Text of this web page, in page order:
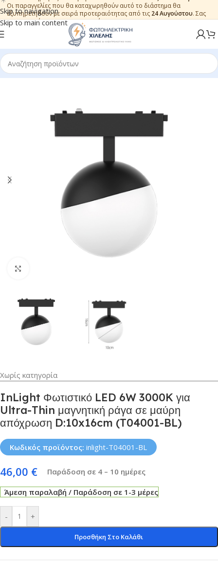
Skip to navigation
Skip to main content
Οι παραγγελίες που θα καταχωρηθούν αυτό το διάστημα θα
εξυπηρετηθούν με σειρά προτεραιότητας από τις 24 Αυγούστου. Σας
ευχαριστούμε για την εμπιστοσύνη.
Χωρίς κατηγορία
InLight Φωτιστικό LED 6W 3000K για
Ultra-Thin μαγνητική ράγα σε μαύρη
απόχρωση D:10x16cm (T04001-BL)
Κωδικός προϊόντος: inlight-T04001-BL
46,00 € Παράδοση σε 4 – 10 ημέρες
Άμεση παραλαβή / Παράδοση σε 1-3 μέρες
- +
Προσθήκη Στο Καλάθι